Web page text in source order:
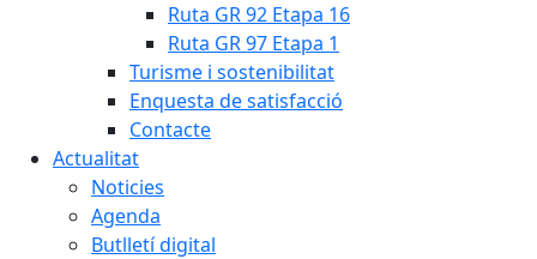
Ruta GR 92 Etapa 16
Ruta GR 97 Etapa 1
Turisme i sostenibilitat
Enquesta de satisfacció
Contacte
Actualitat
Noticies
Agenda
Butlletí digital